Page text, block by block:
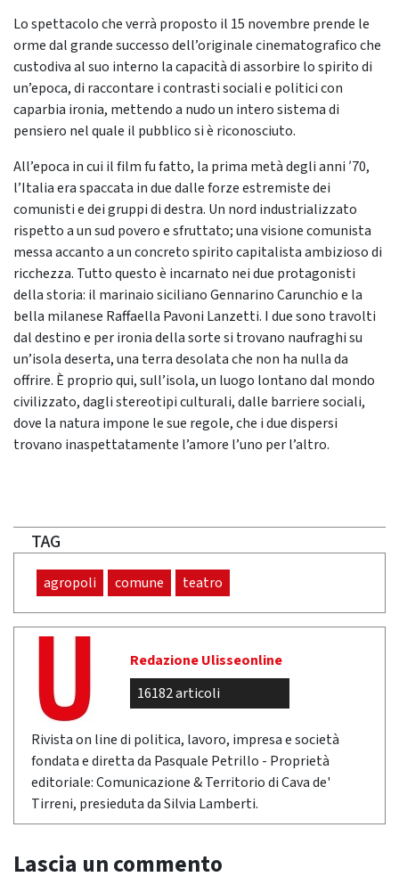
Lo spettacolo che verrà proposto il 15 novembre prende le
orme dal grande successo dell’originale cinematografico che
custodiva al suo interno la capacità di assorbire lo spirito di
un’epoca, di raccontare i contrasti sociali e politici con
caparbia ironia, mettendo a nudo un intero sistema di
pensiero nel quale il pubblico si è riconosciuto.
All’epoca in cui il film fu fatto, la prima metà degli anni ʹ70,
l’Italia era spaccata in due dalle forze estremiste dei
comunisti e dei gruppi di destra. Un nord industrializzato
rispetto a un sud povero e sfruttato; una visione comunista
messa accanto a un concreto spirito capitalista ambizioso di
ricchezza. Tutto questo è incarnato nei due protagonisti
della storia: il marinaio siciliano Gennarino Carunchio e la
bella milanese Raffaella Pavoni Lanzetti. I due sono travolti
dal destino e per ironia della sorte si trovano naufraghi su
un’isola deserta, una terra desolata che non ha nulla da
offrire. È proprio qui, sull’isola, un luogo lontano dal mondo
civilizzato, dagli stereotipi culturali, dalle barriere sociali,
dove la natura impone le sue regole, che i due dispersi
trovano inaspettatamente l’amore l’uno per l’altro.
TAG
agropoli comune teatro
Redazione Ulisseonline
16182 articoli
Rivista on line di politica, lavoro, impresa e società
fondata e diretta da Pasquale Petrillo - Proprietà
editoriale: Comunicazione & Territorio di Cava de'
Tirreni, presieduta da Silvia Lamberti.
Lascia un commento